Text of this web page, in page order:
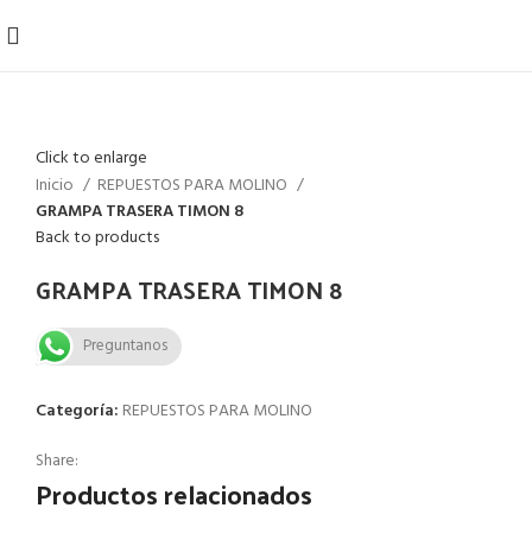
Click to enlarge
Inicio
REPUESTOS PARA MOLINO
GRAMPA TRASERA TIMON 8
Back to products
GRAMPA TRASERA TIMON 8
Preguntanos
Categoría: REPUESTOS PARA MOLINO
Share:
Productos relacionados